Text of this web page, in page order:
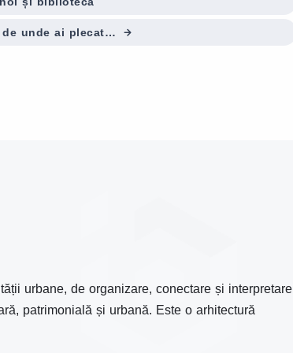
unde ai plecat…
urbane, de organizare, conectare și interpretare
patrimonială și urbană. Este o arhitectură